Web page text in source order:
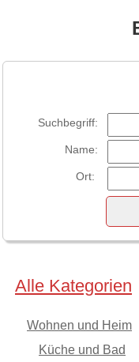
Suchbegriff:
Name:
Ort:
Alle Kategorien
Wohnen und Heim
Küche und Bad